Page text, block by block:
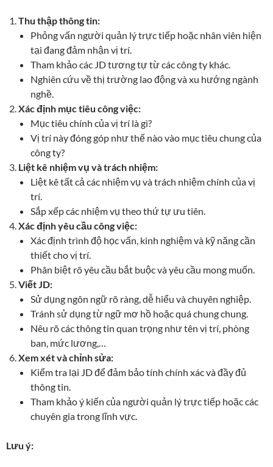
Thu thập thông tin:
Phỏng vấn người quản lý trực tiếp hoặc nhân viên hiện
tại đang đảm nhận vị trí.
Tham khảo các JD tương tự từ các công ty khác.
Nghiên cứu về thị trường lao động và xu hướng ngành
nghề.
Xác định mục tiêu công việc:
Mục tiêu chính của vị trí là gì?
Vị trí này đóng góp như thế nào vào mục tiêu chung của
công ty?
Liệt kê nhiệm vụ và trách nhiệm:
Liệt kê tất cả các nhiệm vụ và trách nhiệm chính của vị
trí.
Sắp xếp các nhiệm vụ theo thứ tự ưu tiên.
Xác định yêu cầu công việc:
Xác định trình độ học vấn, kinh nghiệm và kỹ năng cần
thiết cho vị trí.
Phân biệt rõ yêu cầu bắt buộc và yêu cầu mong muốn.
Viết JD:
Sử dụng ngôn ngữ rõ ràng, dễ hiểu và chuyên nghiệp.
Tránh sử dụng từ ngữ mơ hồ hoặc quá chung chung.
Nêu rõ các thông tin quan trọng như tên vị trí, phòng
ban, mức lương,…
Xem xét và chỉnh sửa:
Kiểm tra lại JD để đảm bảo tính chính xác và đầy đủ
thông tin.
Tham khảo ý kiến của người quản lý trực tiếp hoặc các
chuyên gia trong lĩnh vực.
Lưu ý: